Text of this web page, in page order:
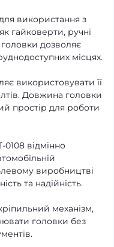
використання з
гайковерти, ручні
дозволяє
місцях.
використовувати її
Довжина головки
простір для роботи
відмінно
виробництві
та надійність.
механізм,
головки без